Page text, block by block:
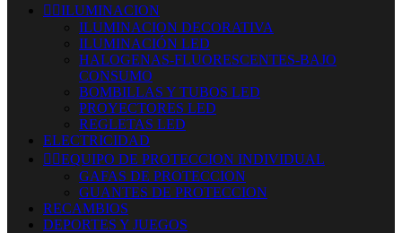
 ILUMINACION
ILUMINACION DECORATIVA
ILUMINACIÓN LED
HALOGENAS-FLUORESCENTES-BAJO
CONSUMO
BOMBILLAS Y TUBOS LED
PROYECTORES LED
REGLETAS LED
ELECTRICIDAD
 EQUIPO DE PROTECCION INDIVIDUAL
GAFAS DE PROTECCION
GUANTES DE PROTECCION
RECAMBIOS
DEPORTES Y JUEGOS